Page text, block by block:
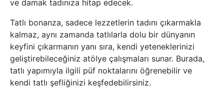
ve damak tadınıza hitap edecek.
Tatlı bonanza, sadece lezzetlerin tadını çıkarmakla
kalmaz, aynı zamanda tatlılarla dolu bir dünyanın
keyfini çıkarmanın yanı sıra, kendi yeteneklerinizi
geliştirebileceğiniz atölye çalışmaları sunar. Burada,
tatlı yapımıyla ilgili püf noktalarını öğrenebilir ve
kendi tatlı şefliğinizi keşfedebilirsiniz.